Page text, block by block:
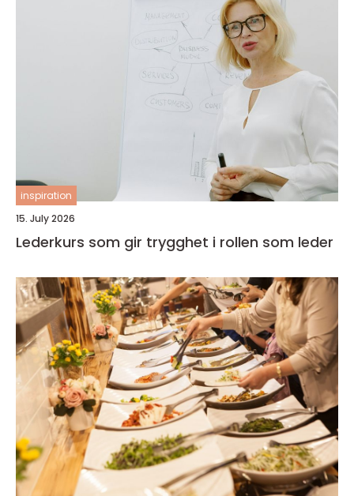
inspiration
15. July 2026
Lederkurs som gir trygghet i rollen som leder